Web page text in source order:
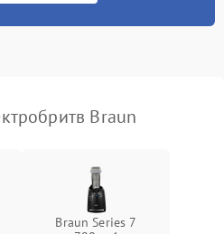
Braun
Braun Series 7